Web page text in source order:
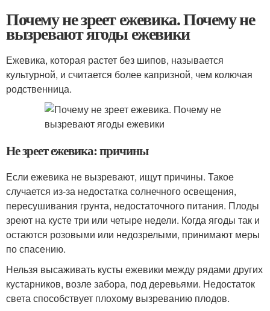
Почему не зреет ежевика. Почему не
вызревают ягоды ежевики
Ежевика, которая растет без шипов, называется
культурной, и считается более капризной, чем колючая
родственница.
Не зреет ежевика: причины
Если ежевика не вызревают, ищут причины. Такое
случается из-за недостатка солнечного освещения,
пересушивания грунта, недостаточного питания. Плоды
зреют на кусте три или четыре недели. Когда ягоды так и
остаются розовыми или недозрелыми, принимают меры
по спасению.
Нельзя высаживать кусты ежевики между рядами других
кустарников, возле забора, под деревьями. Недостаток
света способствует плохому вызреванию плодов.